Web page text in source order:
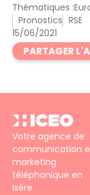
Thématiques :
Pronostics RSE
15/06/2021
PARTAGER
Votre agence de
communication
marketing
téléphonique en
Isère